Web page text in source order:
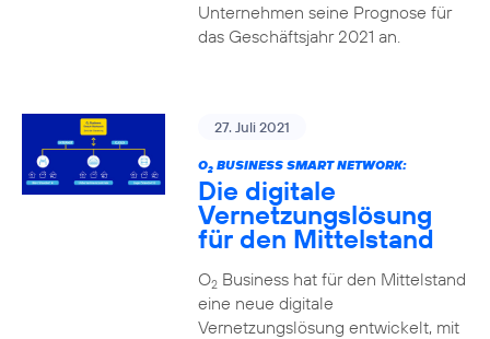
Unternehmen seine Prognose für
das Geschäftsjahr 2021 an.
27. Juli 2021
O2BUSINESS SMART NETWORK:
Die digitale
Vernetzungslösung
für den Mittelstand
O2Business hat für den Mittelstand
eine neue digitale
Vernetzungslösung entwickelt, mit